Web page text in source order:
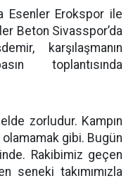
Esenler Erokspor ile
Beton Sivasspor’da
karşılaşmanın
toplantısında
zorludur. Kampın
gibi. Bugün
Rakibimiz geçen
seneki takımımızla